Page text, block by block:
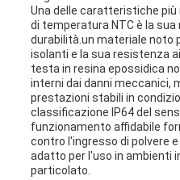
Una delle caratteristiche
di temperatura NTC è la
durabilità.un materiale noto
isolanti e la sua resistenza
testa in resina epossidica
interni dai danni meccanici,
prestazioni stabili in
classificazione IP64 del
funzionamento affidabile
contro l'ingresso di polvere
adatto per l'uso in ambienti
particolato.